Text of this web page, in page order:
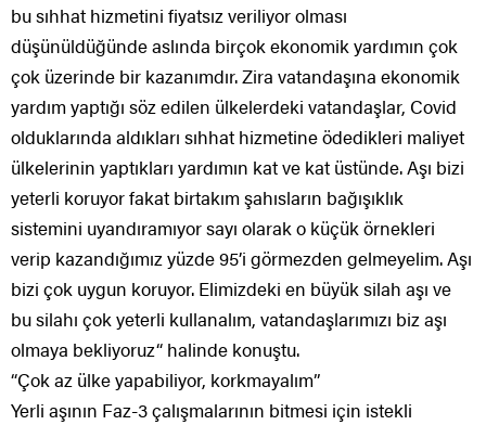
bu sıhhat hizmetini fiyatsız veriliyor olması
düşünüldüğünde aslında birçok ekonomik yardımın çok
çok üzerinde bir kazanımdır. Zira vatandaşına ekonomik
yardım yaptığı söz edilen ülkelerdeki vatandaşlar, Covid
olduklarında aldıkları sıhhat hizmetine ödedikleri maliyet
ülkelerinin yaptıkları yardımın kat ve kat üstünde. Aşı bizi
yeterli koruyor fakat birtakım şahısların bağışıklık
sistemini uyandıramıyor sayı olarak o küçük örnekleri
verip kazandığımız yüzde 95’i görmezden gelmeyelim. Aşı
bizi çok uygun koruyor. Elimizdeki en büyük silah aşı ve
bu silahı çok yeterli kullanalım, vatandaşlarımızı biz aşı
olmaya bekliyoruz“ halinde konuştu.
“Çok az ülke yapabiliyor, korkmayalım”
Yerli aşının Faz-3 çalışmalarının bitmesi için istekli